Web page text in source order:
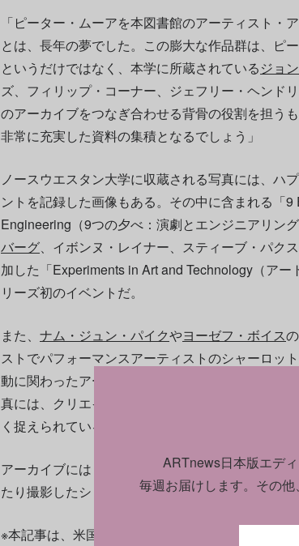
「ピーター・ムーアを本図書館のアーティスト・
とは、長年の夢でした。この膨大な作品群は、ピ
というだけではなく、本学に所蔵されているジョ
ズ、フィリップ・コーナー、ジェフリー・ヘンド
のアーカイブをつなぎ合わせる背骨の役割を担う
非常に充実した資料の集積となるでしょう」
ノースウエスタン大学に収蔵される写真には、ハ
ントを記録した画像もある。その中に含まれる「
Engineering（9つの夕べ：演劇とエンジニアリン
バーグ、イボンヌ・レイナー、スティーブ・パク
加した「Experiments in Art and Technology（ア
リーズ初のイベントだ。
また、 ナム・ジュン・パイクやヨーゼフ・ボイス
ストでパフォーマンスアーティストのシャーロット
動に関わったアーティストの活動記録も見ること
真には、クリエイターたちが生活と芸術を融合さ
く捉えられている。
アーカイブにはまた、ムーアがニューヨークのペ
たり撮影したシリーズ作品や、商業的作品も含ま
※本記事は、米国版ARTnewsに2022年2月22日に掲
ARTnews日本版エデ
毎週お届けします。 その他